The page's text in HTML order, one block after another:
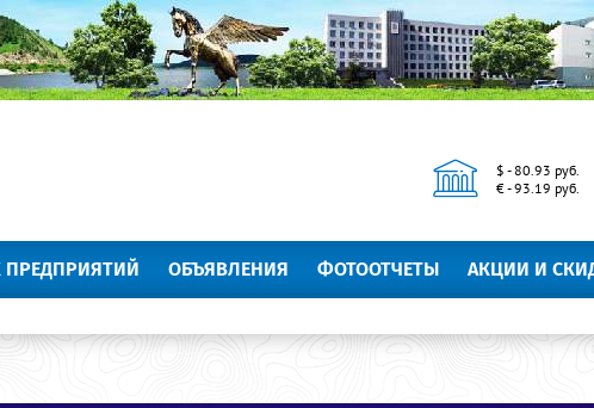
$ - 80.93 руб.
€ - 93.19 руб.
ПРЕДПРИЯТИЙ ОБЪЯВЛЕНИЯ ФОТООТЧЕТЫ АКЦИИ И